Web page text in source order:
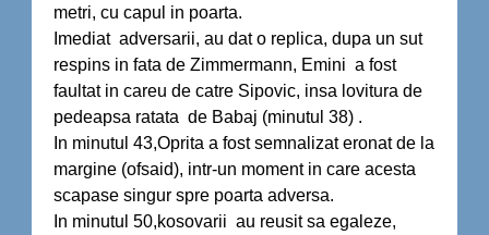
metri, cu capul in poarta.
Imediat adversarii, au dat o replica, dupa un sut
respins in fata de Zimmermann, Emini a fost
faultat in careu de catre Sipovic, insa lovitura de
pedeapsa ratata de Babaj (minutul 38) .
In minutul 43,Oprita a fost semnalizat eronat de la
margine (ofsaid), intr-un moment in care acesta
scapase singur spre poarta adversa.
In minutul 50,kosovarii au reusit sa egaleze,